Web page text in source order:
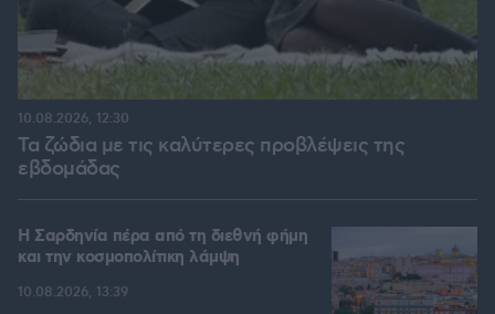
Τα ζώδια με τις καλύτερες προβλέψεις της
εβδομάδας
10.08.2026, 12:30
Η Σαρδηνία πέρα από τη διεθνή φήμη
και την κοσμοπολίτικη λάμψη
10.08.2026, 13:39